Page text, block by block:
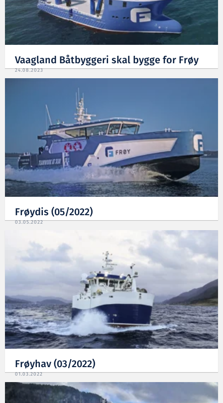
Vaagland Båtbyggeri skal bygge for Frøy
24.08.2023
Frøydis (05/2022)
03.05.2022
Frøyhav (03/2022)
01.03.2022